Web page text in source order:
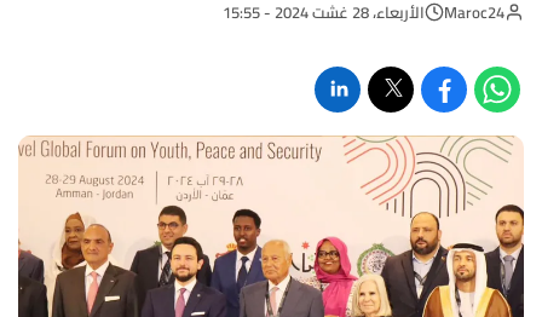
Maroc24 الأربعاء، 28 غشت 2024 - 15:55